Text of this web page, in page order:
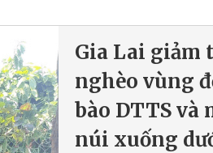
Gia Lai giảm
nghèo vùng
bào DTTS và
núi xuống